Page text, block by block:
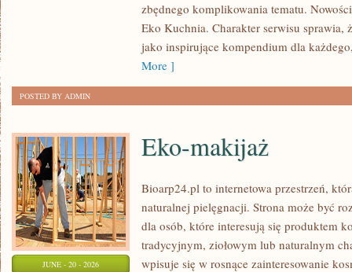
zbędnego komplikowania tematu.
Eko Kuchnia. Charakter serwisu sprawia,
jako inspirujące kompendium dla
More ]
POSTED BY ADMIN
JUNE - 20 - 2026
Eko-makijaż
Bioarp24.pl to internetowa przestrzeń,
naturalnej pielęgnacji. Strona może być
dla osób, które interesują się produktem
tradycyjnym, ziołowym lub naturalnym
wpisuje się w rosnące zainteresowanie